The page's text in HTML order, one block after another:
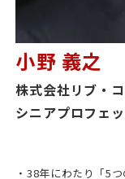
小野 義之
株式会社リブ・
シニアプロフェ
・38年にわたり「5